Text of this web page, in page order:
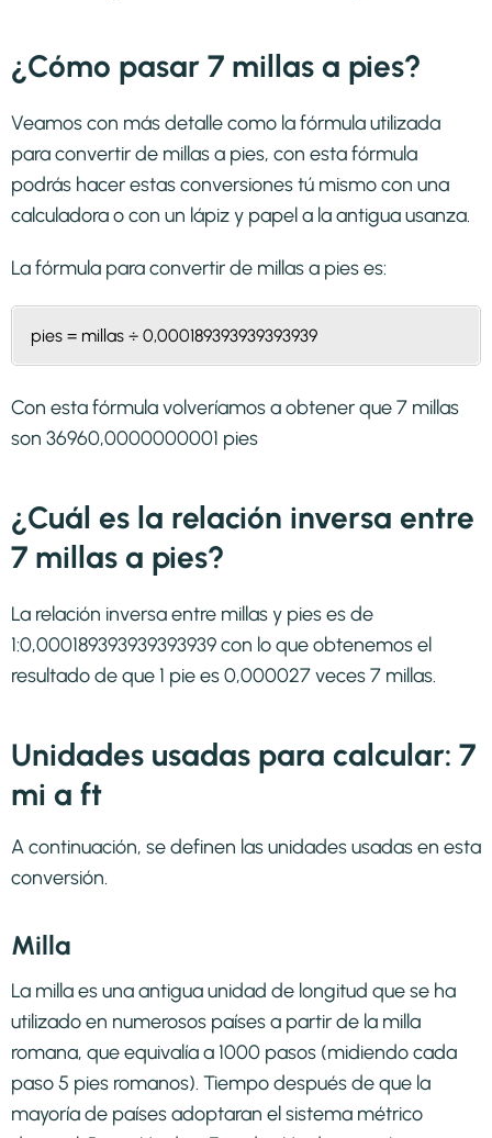
¿Cómo pasar 7 millas a pies?
Veamos con más detalle como la fórmula utilizada
para convertir de millas a pies, con esta fórmula
podrás hacer estas conversiones tú mismo con una
calculadora o con un lápiz y papel a la antigua usanza.
La fórmula para convertir de millas a pieses:
pies = millas ÷ 0,000189393939393939
Con esta fórmula volveríamos a obtener que 7 millas
son 36960,0000000001 pies
¿Cuál es la relación inversa entre
7 millas a pies?
La relación inversa entre millas y pies es de
1:0,000189393939393939 con lo que obtenemos el
resultado de que 1 pie es 0,000027 veces 7 millas.
Unidades usadas para calcular: 7
mi a ft
A continuación, se definen las unidades usadas en esta
conversión.
Milla
La milla es una antigua unidad de longitud que se ha
utilizado en numerosos países a partir de la milla
romana, que equivalía a 1000 pasos (midiendo cada
paso 5 pies romanos). Tiempo después de que la
mayoría de países adoptaran el sistema métrico